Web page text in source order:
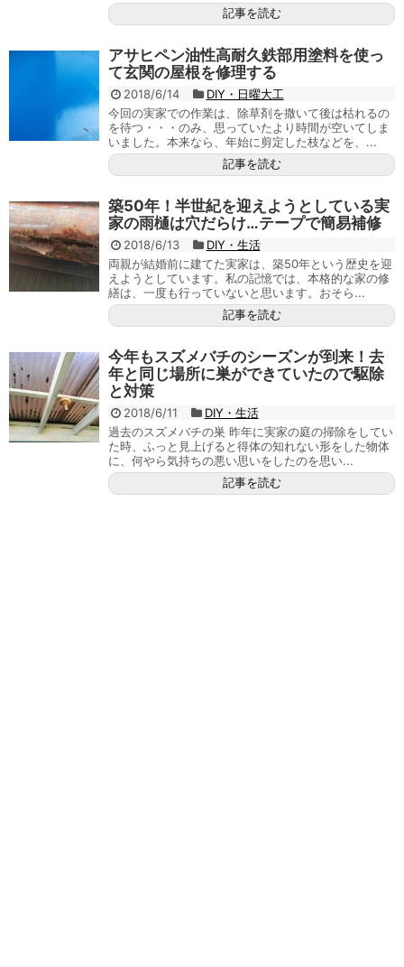
記事を読む
アサヒペン油性高耐久鉄部用塗料を使っ
て玄関の屋根を修理する
2018/6/14
DIY・日曜大工
今回の実家での作業は、除草剤を撒いて後は枯れるの
を待つ・・・のみ、思っていたより時間が空いてしま
いました。本来なら、年始に剪定した枝などを、...
記事を読む
築50年！半世紀を迎えようとしている実
家の雨樋は穴だらけ…テープで簡易補修
2018/6/13
DIY・生活
両親が結婚前に建てた実家は、築50年という歴史を迎
えようとしています。私の記憶では、本格的な家の修
繕は、一度も行っていないと思います。おそら...
記事を読む
今年もスズメバチのシーズンが到来！去
年と同じ場所に巣ができていたので駆除
と対策
2018/6/11
DIY・生活
過去のスズメバチの巣 昨年に実家の庭の掃除をしてい
た時、ふっと見上げると得体の知れない形をした物体
に、何やら気持ちの悪い思いをしたのを思い...
記事を読む